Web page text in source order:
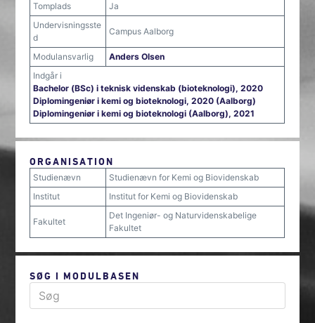
Tomplads
Ja
Undervisningsste
d
Campus Aalborg
Modulansvarlig
Anders Olsen
Indgår i
Bachelor (BSc) i teknisk videnskab (bioteknologi), 2020
Diplomingeniør i kemi og bioteknologi, 2020 (Aalborg)
Diplomingeniør i kemi og bioteknologi (Aalborg), 2021
ORGANISATION
Studienævn
Studienævn for Kemi og Biovidenskab
Institut
Institut for Kemi og Biovidenskab
Fakultet
Det Ingeniør- og Naturvidenskabelige
Fakultet
SØG I MODULBASEN